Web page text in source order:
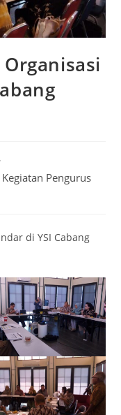
Kegiatan Pengurus
di YSI Cabang